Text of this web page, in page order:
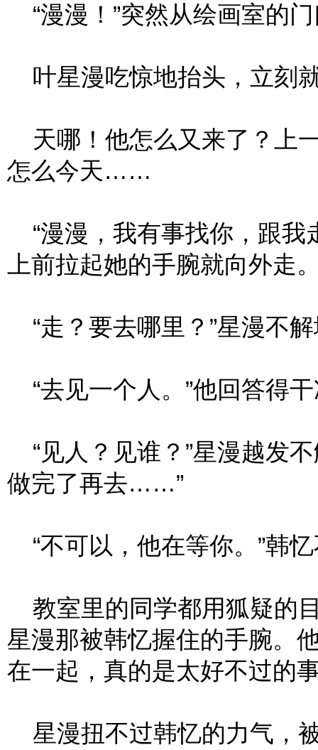
“漫漫！”突然从绘画室的
叶星漫吃惊地抬头，立刻
天哪！他怎么又来了？上
怎么今天……
“漫漫，我有事找你，跟我
上前拉起她的手腕就向外走
“走？要去哪里？”星漫不
“去见一个人。”他回答得
“见人？见谁？”星漫越发
做完了再去……”
“不可以，他在等你。”韩
教室里的同学都用狐疑的
星漫那被韩忆握住的手腕。
在一起，真的是太好不过的
星漫扭不过韩忆的力气，